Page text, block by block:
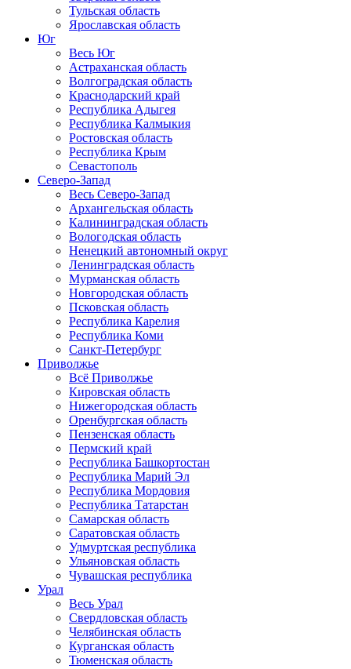
Тульская область
Ярославская область
Юг
Весь Юг
Астраханская область
Волгоградская область
Краснодарский край
Республика Адыгея
Республика Калмыкия
Ростовская область
Республика Крым
Севастополь
Северо-Запад
Весь Северо-Запад
Архангельская область
Калининградская область
Вологодская область
Ненецкий автономный округ
Ленинградская область
Мурманская область
Новгородская область
Псковская область
Республика Карелия
Республика Коми
Санкт-Петербург
Приволжье
Всё Приволжье
Кировская область
Нижегородская область
Оренбургская область
Пензенская область
Пермский край
Республика Башкортостан
Республика Марий Эл
Республика Мордовия
Республика Татарстан
Самарская область
Саратовская область
Удмуртская республика
Ульяновская область
Чувашская республика
Урал
Весь Урал
Свердловская область
Челябинская область
Курганская область
Тюменская область